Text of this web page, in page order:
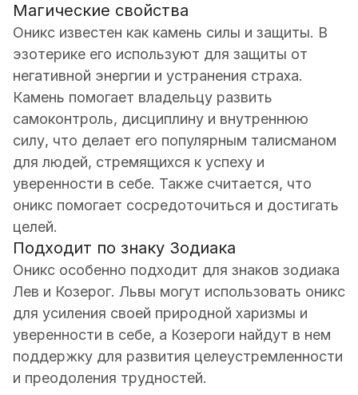
Магические свойства
Оникс известен как камень силы и защиты. В
эзотерике его используют для защиты от
негативной энергии и устранения страха.
Камень помогает владельцу развить
самоконтроль, дисциплину и внутреннюю
силу, что делает его популярным талисманом
для людей, стремящихся к успеху и
уверенности в себе. Также считается, что
оникс помогает сосредоточиться и достигать
целей.
Подходит по знаку Зодиака
Оникс особенно подходит для знаков зодиака
Лев и Козерог. Львы могут использовать оникс
для усиления своей природной харизмы и
уверенности в себе, а Козероги найдут в нем
поддержку для развития целеустремленности
и преодоления трудностей.